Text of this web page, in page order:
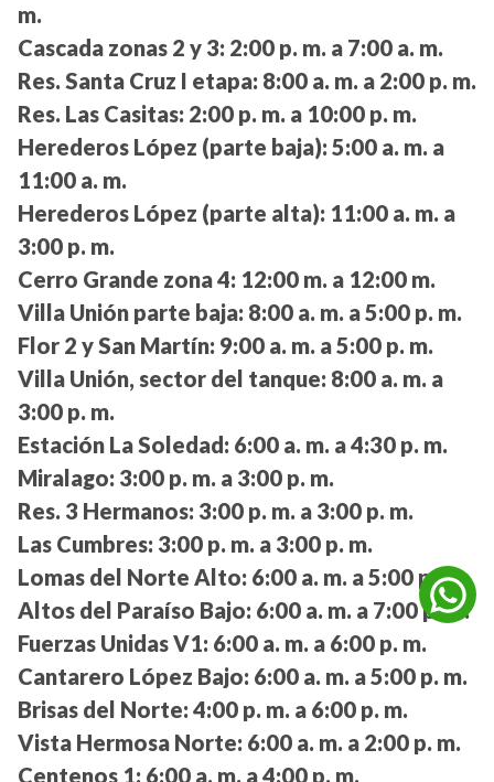
m.
Cascada zonas 2 y 3: 2:00 p. m. a 7:00 a. m.
Res. Santa Cruz I etapa: 8:00 a. m. a 2:00 p. m.
Res. Las Casitas: 2:00 p. m. a 10:00 p. m.
Herederos López (parte baja): 5:00 a. m. a
11:00 a. m.
Herederos López (parte alta): 11:00 a. m. a
3:00 p. m.
Cerro Grande zona 4: 12:00 m. a 12:00 m.
Villa Unión parte baja: 8:00 a. m. a 5:00 p. m.
Flor 2 y San Martín: 9:00 a. m. a 5:00 p. m.
Villa Unión, sector del tanque: 8:00 a. m. a
3:00 p. m.
Estación La Soledad: 6:00 a. m. a 4:30 p. m.
Miralago: 3:00 p. m. a 3:00 p. m.
Res. 3 Hermanos: 3:00 p. m. a 3:00 p. m.
Las Cumbres: 3:00 p. m. a 3:00 p. m.
Lomas del Norte Alto: 6:00 a. m. a 5:00 p. m.
Altos del Paraíso Bajo: 6:00 a. m. a 7:00 p. m.
Fuerzas Unidas V1: 6:00 a. m. a 6:00 p. m.
Cantarero López Bajo: 6:00 a. m. a 5:00 p. m.
Brisas del Norte: 4:00 p. m. a 6:00 p. m.
Vista Hermosa Norte: 6:00 a. m. a 2:00 p. m.
Centenos 1: 6:00 a. m. a 4:00 p. m.